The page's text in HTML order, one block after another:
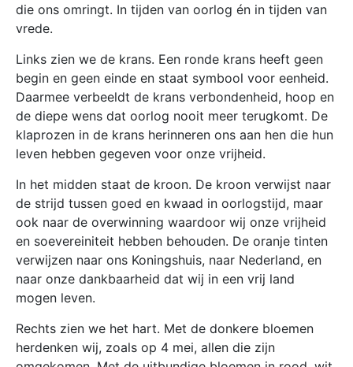
die ons omringt. In tijden van oorlog én in tijden van
vrede.
Links zien we de krans. Een ronde krans heeft geen
begin en geen einde en staat symbool voor eenheid.
Daarmee verbeeldt de krans verbondenheid, hoop en
de diepe wens dat oorlog nooit meer terugkomt. De
klaprozen in de krans herinneren ons aan hen die hun
leven hebben gegeven voor onze vrijheid.
In het midden staat de kroon. De kroon verwijst naar
de strijd tussen goed en kwaad in oorlogstijd, maar
ook naar de overwinning waardoor wij onze vrijheid
en soevereiniteit hebben behouden. De oranje tinten
verwijzen naar ons Koningshuis, naar Nederland, en
naar onze dankbaarheid dat wij in een vrij land
mogen leven.
Rechts zien we het hart. Met de donkere bloemen
herdenken wij, zoals op 4 mei, allen die zijn